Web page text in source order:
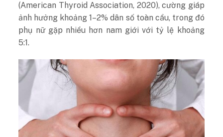
(American Thyroid Association, 2020), cường giáp
ảnh hưởng khoảng 1–2% dân số toàn cầu, trong đó
phụ nữ gặp nhiều hơn nam giới với tỷ lệ khoảng
5:1.